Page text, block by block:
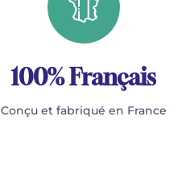
100% Français
Conçu et fabriqué en France